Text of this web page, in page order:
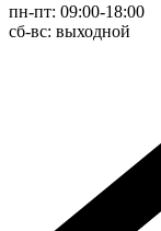
пн-пт: 09:00-18:00
cб-вс: выходной